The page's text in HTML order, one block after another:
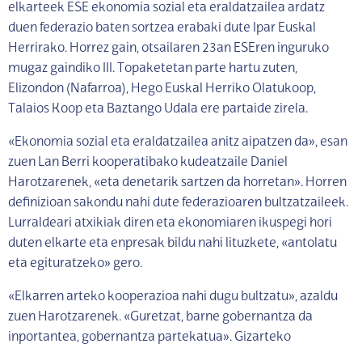
elkarteek ESE ekonomia sozial eta eraldatzailea ardatz
duen federazio baten sortzea erabaki dute Ipar Euskal
Herrirako. Horrez gain, otsailaren 23an ESEren inguruko
mugaz gaindiko III. Topaketetan parte hartu zuten,
Elizondon (Nafarroa), Hego Euskal Herriko Olatukoop,
Talaios Koop eta Baztango Udala ere partaide zirela.
«Ekonomia sozial eta eraldatzailea anitz aipatzen da», esan
zuen Lan Berri kooperatibako kudeatzaile Daniel
Harotzarenek, «eta denetarik sartzen da horretan». Horren
definizioan sakondu nahi dute federazioaren bultzatzaileek.
Lurraldeari atxikiak diren eta ekonomiaren ikuspegi hori
duten elkarte eta enpresak bildu nahi lituzkete, «antolatu
eta egituratzeko» gero.
«Elkarren arteko kooperazioa nahi dugu bultzatu», azaldu
zuen Harotzarenek. «Guretzat, barne gobernantza da
inportantea, gobernantza partekatua». Gizarteko